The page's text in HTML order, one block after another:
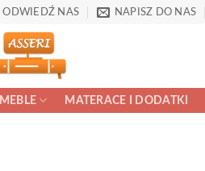
ODWIEDŹ NAS NAPISZ DO NAS
MEBLE MATERACE I DODATKI